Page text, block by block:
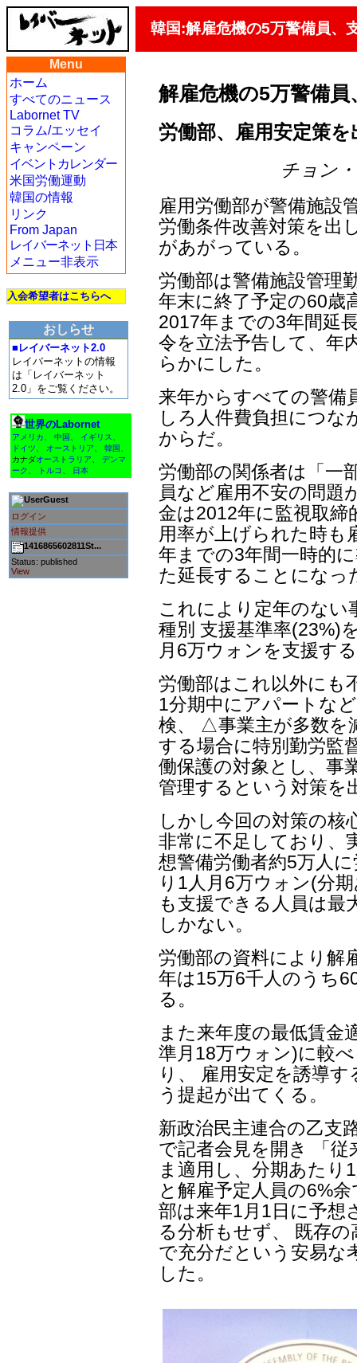
韓国:解雇危機の5万警備員、
Menu
ホーム
すべてのニュース
Labornet TV
コラム/エッセイ
キャンペーン
イベントカレンダー
米国労働運動
韓国の情報
リンク
From Japan
レイバーネット日本
メニュー非表示
入会希望者はこちらへ
おしらせ
■レイバーネット2.0
レイバーネットの情報
は「レイバーネット
2.0」をご覧ください。
世界のLabornet
アメリカ 中国 イギリス
ドイツ
オーストリア 韓国
カナダオーストラリア
デンマ
ーク
トルコ 日本
Guest
ログイン
情報提供
1416865602811St...
Status: published
View
解雇危機の5万警備
労働部、雇用安定策
チョン
雇用労働部が警備施設
労働条件改善対策を出
があがっている。
労働部は警備施設管理
年末に終了予定の60歳
2017年までの3年間延
令を立法予告して、年
らかにした。
来年からすべての警備
しろ人件費負担につな
からだ。
労働部の関係者は「一
員など雇用不安の問題
金は2012年に監視取締
用率が上げられた時も
年までの3年間一時的
た延長することになっ
これにより定年のない
種別 支援基準率(23%)
月6万ウォンを支援す
労働部はこれ以外に
1分期中にアパートな
検、 △事業主が多数を
する場合に特別勤労監
働保護の対象とし、事
管理するという対策を
しかし今回の対策の核
非常に不足しており、
想警備労働者約5万人
り1人月6万ウォン(分
も支援できる人員は最
しかない。
労働部の資料により解
年は15万6千人のうち
る。
また来年度の最低賃金
準月18万ウォン)に較
り、 雇用安定を誘導
う提起が出てくる。
新政治民主連合の乙支
で記者会見を開き 「
ま適用し、分期あたり
と解雇予定人員の6%
部は来年1月1日に予想
る分析もせず、 既存
で充分だという安易な
した。